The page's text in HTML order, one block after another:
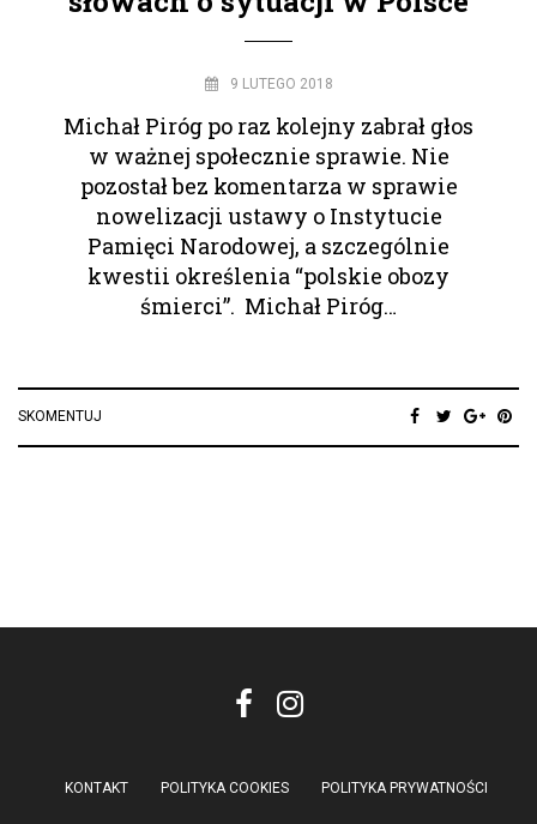
9 LUTEGO 2018
Michał Piróg po raz kolejny zabrał głos
w ważnej społecznie sprawie. Nie
pozostał bez komentarza w sprawie
nowelizacji ustawy o Instytucie
Pamięci Narodowej, a szczególnie
kwestii określenia “polskie obozy
śmierci”. Michał Piróg…
SKOMENTUJ
KONTAKT POLITYKA COOKIES POLITYKA PRYWATNOŚCI